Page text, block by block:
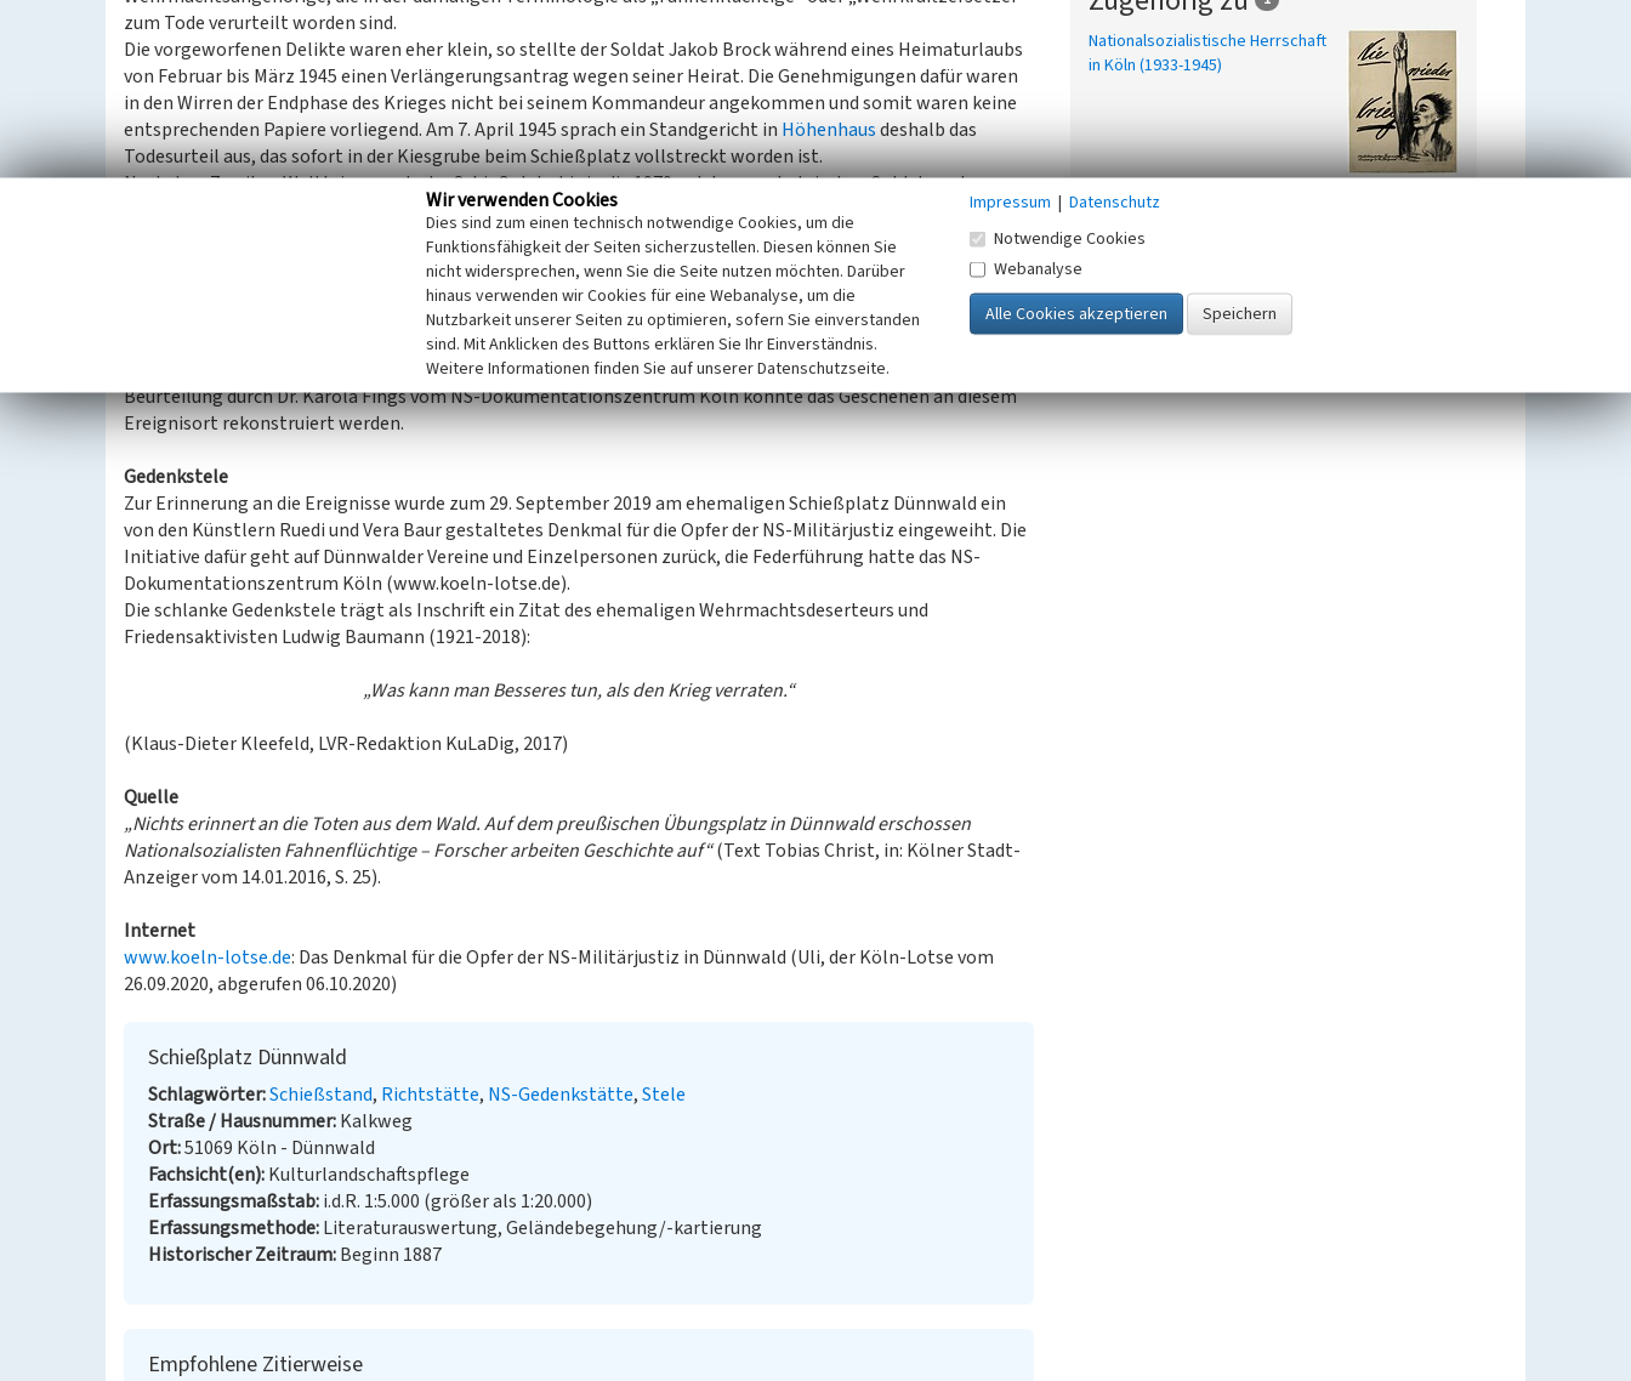
zum Tode verurteilt worden sind.
Die vorgeworfenen Delikte waren eher klein, so stellte der Soldat Jakob Brock während eines Heimaturlaubs
von Februar bis März 1945 einen Verlängerungsantrag wegen seiner Heirat. Die Genehmigungen dafür waren
in den Wirren der Endphase des Krieges nicht bei seinem Kommandeur angekommen und somit waren keine
entsprechenden Papiere vorliegend. Am 7. April 1945 sprach ein Standgericht inHöhenhausdeshalb das
Todesurteil aus, das sofort in der Kiesgrube beim Schießplatz vollstreckt worden ist.
Nach dem Zweiten Weltkrieg wurde der Schießplatz bis in die 1970er Jahre von belgischen Soldaten, der
Bundeswehr und der Polizei genutzt. Der Eingang zum umzäunten Areal lag mit einem Pförtnerhäuschen am
Kalkweg. An der Seite in Richtung des Waldbades befand sich eine Ziegelmauer mit Kugelfängen. Die Mauer,
die Umzäunung und das Pförtnerhaus sind nicht mehr erhalten. Lediglich die Erdwälle sind noch erkennbare
Innerhalb der regionalhistorischen Aufarbeitung der NS-Zeit durch Wolfgang Corzilius für den Dünnwalder
Bürgerverein, der Berichterstattung durch Tobias Christ im Kölner Stadtanzeiger und der fachlichen
Beurteilung durch Dr. Karola Fings vom NS-Dokumentationszentrum Köln konnte das Geschehen an diesem
Ereignisort rekonstruiert werden.
Gedenkstele
Zur Erinnerung an die Ereignisse wurde zum 29. September 2019 am ehemaligen Schießplatz Dünnwald ein
von den Künstlern Ruedi und Vera Baur gestaltetes Denkmal für die Opfer der NS-Militärjustiz eingeweiht. Die
Initiative dafür geht auf Dünnwalder Vereine und Einzelpersonen zurück, die Federführung hatte das NS-
Dokumentationszentrum Köln (www.koeln-lotse.de).
Die schlanke Gedenkstele trägt als Inschrift ein Zitat des ehemaligen Wehrmachtsdeserteurs und
Friedensaktivisten Ludwig Baumann (1921-2018):
„Was kann man Besseres tun, als den Krieg verraten.“
(Klaus-Dieter Kleefeld, LVR-Redaktion KuLaDig, 2017)
Quelle
„Nichts erinnert an die Toten aus dem Wald. Auf dem preußischen Übungsplatz in Dünnwald erschossen
Nationalsozialisten Fahnenflüchtige – Forscher arbeiten Geschichte auf“(Text Tobias Christ, in: Kölner Stadt-
Anzeiger vom 14.01.2016, S. 25).
Internet
www.koeln-lotse.de: Das Denkmal für die Opfer der NS-Militärjustiz in Dünnwald (Uli, der Köln-Lotse vom
26.09.2020, abgerufen 06.10.2020)
Schießplatz Dünnwald
Schlagwörter Schießstand Richtstätte NS-Gedenkstätte Stele
Straße / Hausnummer Kalkweg
Ort 51069 Köln - Dünnwald
Fachsicht(en) Kulturlandschaftspflege
Erfassungsmaßstab i.d.R. 1:5.000 (größer als 1:20.000)
Erfassungsmethode Literaturauswertung, Geländebegehung/-kartierung
Historischer Zeitraum Beginn 1887
Empfohlene Zitierweise
Nationalsozialistische Herrschaft
in Köln (1933-1945)
Wir verwenden Cookies
Dies sind zum einen technisch notwendige Cookies, um die
Funktionsfähigkeit der Seiten sicherzustellen. Diesen können Sie
nicht widersprechen, wenn Sie die Seite nutzen möchten. Darüber
hinaus verwenden wir Cookies für eine Webanalyse, um die
Nutzbarkeit unserer Seiten zu optimieren, sofern Sie einverstanden
sind. Mit Anklicken des Buttons erklären Sie Ihr Einverständnis.
Weitere Informationen finden Sie auf unserer Datenschutzseite.
Impressum | Datenschutz
Notwendige Cookies
Webanalyse